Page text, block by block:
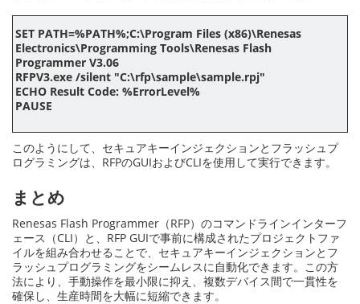
SET PATH=%PATH%;C:\Program Files (x86)\Renesas
Electronics\Programming Tools\Renesas Flash
Programmer V3.06
RFPV3.exe /silent "C:\rfp\sample\sample.rpj"
ECHO Result Code: %ErrorLevel%
PAUSE
このようにして、セキュアキーインジェクションとフラッシュプ
ログラミングは、RFPのGUIおよびCLIを使用して実行できます。
まとめ
Renesas Flash Programmer（RFP）のコマンドラインインターフ
ェース（CLI）と、RFP GUIで事前に構成されたプロジェクトファ
イルを組み合わせることで、セキュアキーインジェクションとフ
ラッシュプログラミングをシームレスに自動化できます。この方
法により、手動操作を最小限に抑え、複数デバイス間で一貫性を
確保し、生産時間を大幅に短縮できます。